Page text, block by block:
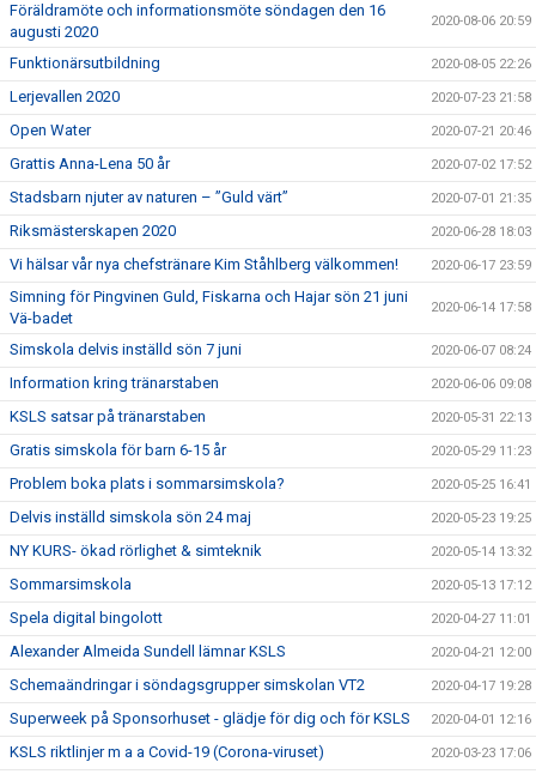
Föräldramöte och informationsmöte söndagen den 16
augusti 2020
2020-08-06 20:59
Funktionärsutbildning 2020-08-05 22:26
Lerjevallen 2020 2020-07-23 21:58
Open Water 2020-07-21 20:46
Grattis Anna-Lena 50 år 2020-07-02 17:52
Stadsbarn njuter av naturen – ”Guld värt” 2020-07-01 21:35
Riksmästerskapen 2020 2020-06-28 18:03
Vi hälsar vår nya chefstränare Kim Ståhlberg välkommen! 2020-06-17 23:59
Simning för Pingvinen Guld, Fiskarna och Hajar sön 21 juni
Vä-badet
2020-06-14 17:58
Simskola delvis inställd sön 7 juni 2020-06-07 08:24
Information kring tränarstaben 2020-06-06 09:08
KSLS satsar på tränarstaben 2020-05-31 22:13
Gratis simskola för barn 6-15 år 2020-05-29 11:23
Problem boka plats i sommarsimskola? 2020-05-25 16:41
Delvis inställd simskola sön 24 maj 2020-05-23 19:25
NY KURS- ökad rörlighet & simteknik 2020-05-14 13:32
Sommarsimskola 2020-05-13 17:12
Spela digital bingolott 2020-04-27 11:01
Alexander Almeida Sundell lämnar KSLS 2020-04-21 12:00
Schemaändringar i söndagsgrupper simskolan VT2 2020-04-17 19:28
Superweek på Sponsorhuset - glädje för dig och för KSLS 2020-04-01 12:16
KSLS riktlinjer m a a Covid-19 (Corona-viruset) 2020-03-23 17:06